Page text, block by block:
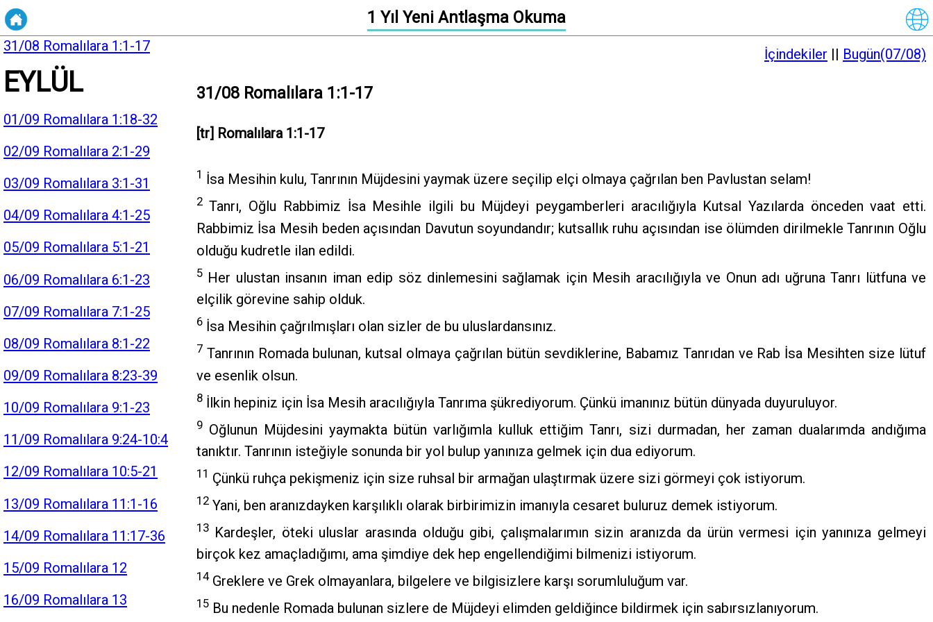
1 Yıl Yeni Antlaşma Okuma
30/08 Vahiy 22:6-21
31/08 Romalılara 1:1-17
EYLÜL
01/09 Romalılara 1:18-32
02/09 Romalılara 2:1-29
03/09 Romalılara 3:1-31
04/09 Romalılara 4:1-25
05/09 Romalılara 5:1-21
06/09 Romalılara 6:1-23
07/09 Romalılara 7:1-25
08/09 Romalılara 8:1-22
09/09 Romalılara 8:23-39
10/09 Romalılara 9:1-23
11/09 Romalılara 9:24-10:4
12/09 Romalılara 10:5-21
13/09 Romalılara 11:1-16
14/09 Romalılara 11:17-36
15/09 Romalılara 12
16/09 Romalılara 13
İçindekiler || Bugün(07/08)
31/08 Romalılara 1:1-17
[tr] Romalılara 1:1-17
1 İsa Mesihin kulu, Tanrının Müjdesini yaymak üzere seçilip elçi olmaya çağrılan ben Pavlustan selam!
2Tanrı, Oğlu Rabbimiz İsa Mesihle ilgili bu Müjdeyi peygamberleri aracılığıyla Kutsal Yazılarda önceden vaat etti.
Rabbimiz İsa Mesih beden açısından Davutun soyundandır; kutsallık ruhu açısından ise ölümden dirilmekle Tanrının Oğlu
olduğu kudretle ilan edildi.
5Her ulustan insanın iman edip söz dinlemesini sağlamak için Mesih aracılığıyla ve Onun adı uğruna Tanrı lütfuna ve
elçilik görevine sahip olduk.
6İsa Mesihin çağrılmışları olan sizler de bu uluslardansınız.
7 Tanrının Romada bulunan, kutsal olmaya çağrılan bütün sevdiklerine, Babamız Tanrıdan ve Rab İsa Mesihten size lütuf
ve esenlik olsun.
8İlkin hepiniz için İsa Mesih aracılığıyla Tanrıma şükrediyorum. Çünkü imanınız bütün dünyada duyuruluyor.
9Oğlunun Müjdesini yaymakta bütün varlığımla kulluk ettiğim Tanrı, sizi durmadan, her zaman dualarımda andığıma
tanıktır. Tanrının isteğiyle sonunda bir yol bulup yanınıza gelmek için dua ediyorum.
11 Çünkü ruhça pekişmeniz için size ruhsal bir armağan ulaştırmak üzere sizi görmeyi çok istiyorum.
12Yani, ben aranızdayken karşılıklı olarak birbirimizin imanıyla cesaret buluruz demek istiyorum.
13Kardeşler, öteki uluslar arasında olduğu gibi, çalışmalarımın sizin aranızda da ürün vermesi için yanınıza gelmeyi
birçok kez amaçladığımı, ama şimdiye dek hep engellendiğimi bilmenizi istiyorum.
14Greklere ve Grek olmayanlara, bilgelere ve bilgisizlere karşı sorumluluğum var.
15Bu nedenle Romada bulunan sizlere de Müjdeyi elimden geldiğince bildirmek için sabırsızlanıyorum.